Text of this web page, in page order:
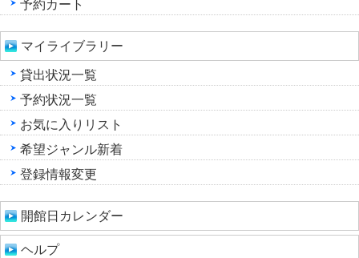
予約カート
マイライブラリー
貸出状況一覧
予約状況一覧
お気に入りリスト
希望ジャンル新着
登録情報変更
開館日カレンダー
ヘルプ